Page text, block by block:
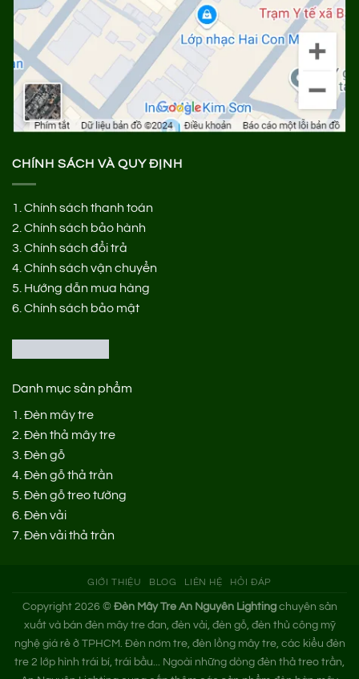
CHÍNH SÁCH VÀ QUY ĐỊNH
1. Chính sách thanh toán
2. Chính sách bảo hành
3. Chính sách đổi trả
4. Chính sách vận chuyển
5. Hướng dẫn mua hàng
6. Chính sách bảo mật
Danh mục sản phẩm
1. Đèn mây tre
2. Đèn thả mây tre
3. Đèn gỗ
4. Đèn gỗ thả trần
5. Đèn gỗ treo tường
6. Đèn vải
7. Đèn vải thả trần
GIỚI THIỆU BLOG LIÊN HỆ HỎI ĐÁP
Copyright 2026 © Đèn Mây Tre An Nguyên Lightingchuyên sản
xuất và bán đèn mây tre đan, đèn vải, đèn gỗ, đèn thủ công mỹ
nghệ giá rẻ ở TPHCM. Đèn nơm tre, đèn lồng mây tre, các kiểu đèn
tre 2 lớp hình trái bí, trái bầu... Ngoài những dòng đèn thả treo trần,